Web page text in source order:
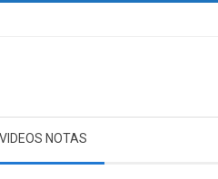
VIDEOS NOTAS